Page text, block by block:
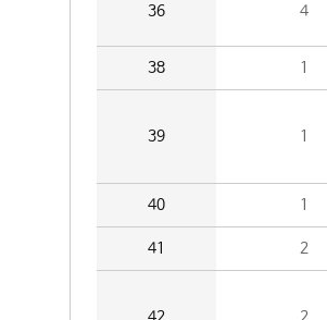
36 4
38 1
39 1
40 1
41 2